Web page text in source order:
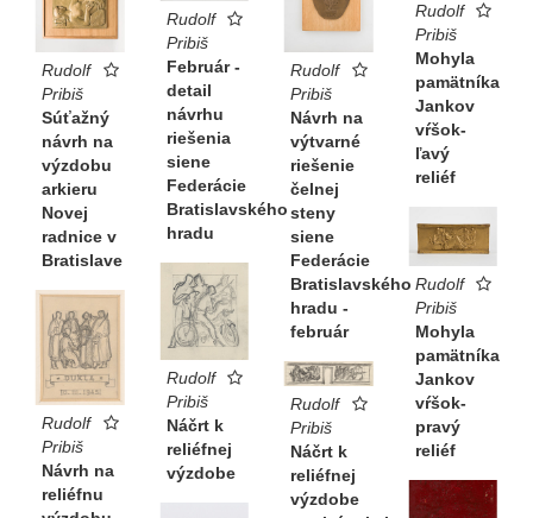
Rudolf
Pribiš
Súťažný
návrh na
výzdobu
arkieru
Novej
radnice v
Bratislave
Rudolf
Pribiš
Február -
detail
návrhu
riešenia
siene
Federácie
Bratislavského
hradu
Rudolf
Pribiš
Návrh na
výtvarné
riešenie
čelnej
steny
siene
Federácie
Bratislavského
hradu -
február
Rudolf
Pribiš
Mohyla
pamätníka
Jankov
vŕšok-
ľavý
reliéf
Rudolf
Pribiš
Mohyla
pamätníka
Jankov
vŕšok-
pravý
reliéf
Rudolf
Pribiš
Náčrt k
reliéfnej
výzdobe
Rudolf
Pribiš
Návrh na
reliéfnu
Rudolf
Pribiš
Náčrt k
reliéfnej
výzdobe